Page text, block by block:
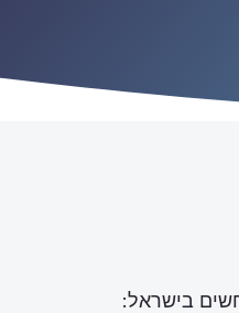
בישראל: